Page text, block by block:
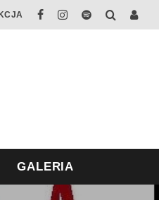
GALERIA